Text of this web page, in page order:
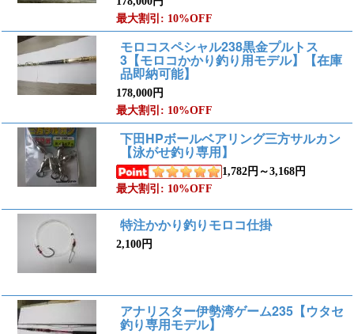
最大割引: 10%OFF
モロコスペシャル238黒金プルトス
3【モロコかかり釣り用モデル】【在庫
品即納可能】
178,000円
最大割引: 10%OFF
下田HPボールベアリング三方サルカン
【泳がせ釣り専用】
1,782円～3,168円
最大割引: 10%OFF
特注かかり釣りモロコ仕掛
2,100円
アナリスター伊勢湾ゲーム235【ウタセ
釣り専用モデル】